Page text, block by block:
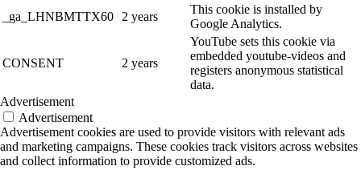
_ga_LHNBMTTX60
2 years
This cookie is installed by
Google Analytics.
CONSENT 2 years
YouTube sets this cookie via
embedded youtube-videos and
registers anonymous statistical
data.
Advertisement
Advertisement
Advertisement cookies are used to provide visitors with relevant ads
and marketing campaigns. These cookies track visitors across websites
and collect information to provide customized ads.